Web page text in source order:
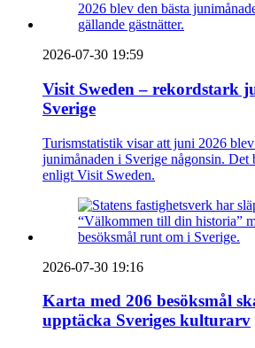
2026-07-30 19:59
Visit Sweden – rekordstark
Sverige
Turismstatistik visar att juni 2026 blev
junimånaden i Sverige någonsin. Det
enligt Visit Sweden.
2026-07-30 19:16
Karta med 206 besöksmål
upptäcka Sveriges kulturarv